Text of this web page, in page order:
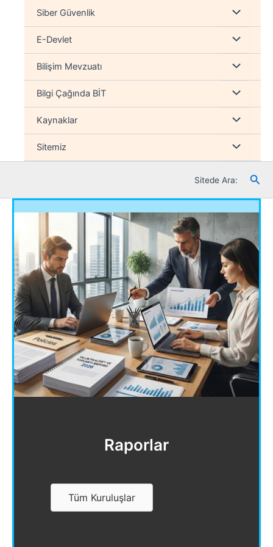
Siber Güvenlik Menu
düğmesi
E-Devlet Menu
düğmesi
Bilişim Mevzuatı Menu
düğmesi
Bilgi Çağında BİT Menu
düğmesi
Kaynaklar Menu
düğmesi
Sitemiz Menu
düğmesi
Sitede Ara:
Raporlar
Tüm Kuruluşlar